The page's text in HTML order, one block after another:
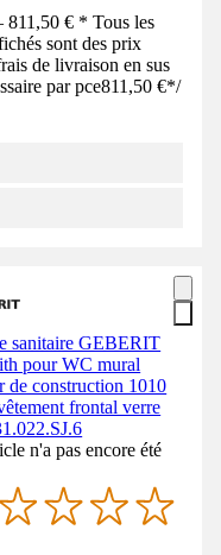
€ * Tous les
sont des prix
de livraison en sus
par pce811,50 €*/
sanitaire GEBERIT
pour WC mural
de construction 1010
frontal verre
n'a pas encore été